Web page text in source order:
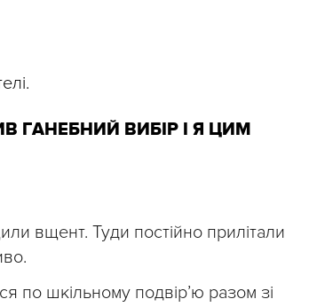
ГАНЕБНИЙ ВИБІР І Я ЦИМ
вщент. Туди постійно прилітали
по шкільному подвір’ю разом зі